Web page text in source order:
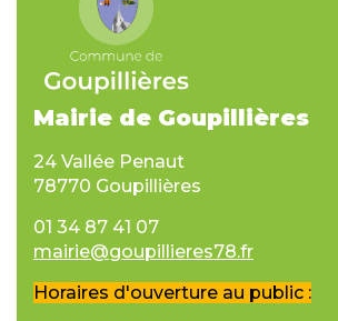
Mairie de Goupillières
24 Vallée Penaut
78770 Goupillières
01 34 87 41 07
mairie@goupillieres78.fr
Horaires d'ouverture au public :